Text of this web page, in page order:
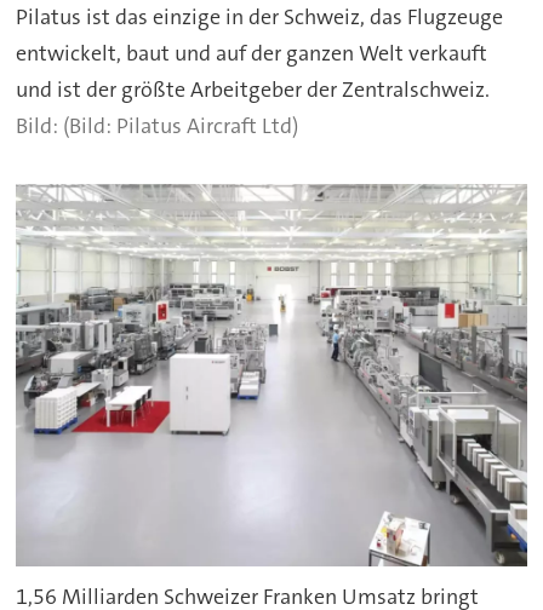
Pilatus ist das einzige in der Schweiz, das Flugzeuge
entwickelt, baut und auf der ganzen Welt verkauft
und ist der größte Arbeitgeber der Zentralschweiz.
(Bild: Pilatus Aircraft Ltd)
1,56 Milliarden Schweizer Franken Umsatz bringt